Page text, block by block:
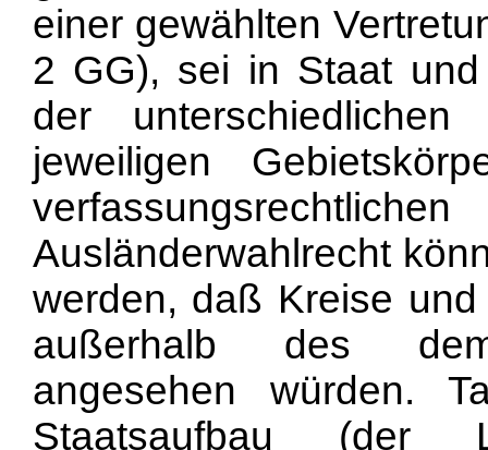
einer gewählten
2 GG), sei in Staat
der
jeweiligen
verfassungsrecht
Ausländerwahlrecht
werden, daß Kreise
außerhalb des
angesehen würden.
Staatsaufbau (der